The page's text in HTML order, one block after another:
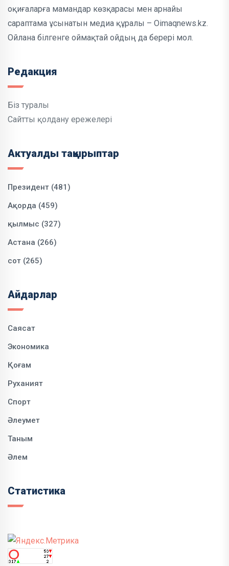
оқиғаларға мамандар көзқарасы мен арнайы
сараптама ұсынатын медиа құралы – Oimaqnews.kz.
Ойлана білгенге оймақтай ойдың да берері мол.
Редакция
Біз туралы
Сайтты қолдану ережелері
Актуалды тақырыптар
Президент (481)
Ақорда (459)
қылмыс (327)
Астана (266)
сот (265)
Айдарлар
Саясат
Экономика
Қоғам
Руханият
Спорт
Әлеумет
Таным
Әлем
Статистика